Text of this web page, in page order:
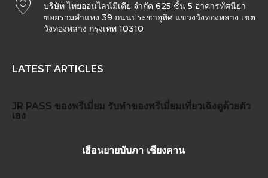
บริษัท ไทยออนไลน์มีเดีย จำกัด 625 ชั้น 5 อาคารทัศนียา
ซอยรามคำแหง 39 ถนนประชาอุทิศ แขวงวังทองหลาง เขต
วังทองหลาง กรุงเทพ 10310
LATEST ARTICLES
JR PASS ของพรีเมี่ยม รับทำของพรีเมี่ยมเที่ยวเฉิงตูด้วยตัว
เอง
เฮือนยายบับภา เชียงคาน